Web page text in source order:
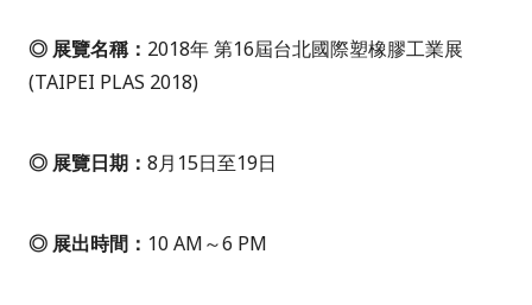
◎ 展覽名稱： 2018年 第16屆台北國際塑橡膠工業展
(TAIPEI PLAS 2018)
◎ 展覽日期： 8月15日至19日
◎ 展出時間： 10 AM～6 PM